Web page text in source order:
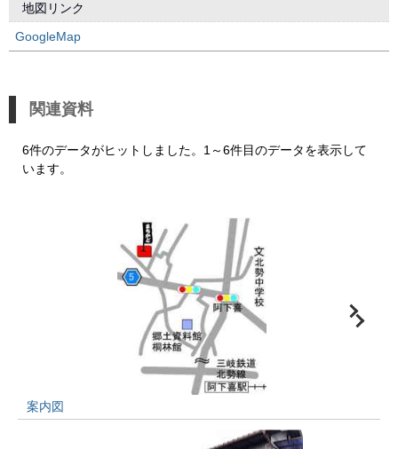
地図リンク
GoogleMap
関連資料
6件のデータがヒットしました。1～6件目のデータを表示して
います。
案内図